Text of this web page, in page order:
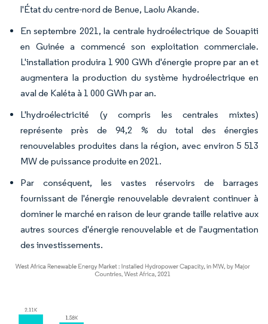
l'État du centre-nord de Benue, Laolu Akande.
En septembre 2021, la centrale hydroélectrique de Souapiti
en Guinée a commencé son exploitation commerciale.
L'installation produira 1 900 GWh d'énergie propre par an et
augmentera la production du système hydroélectrique en
aval de Kaléta à 1 000 GWh par an.
L'hydroélectricité (y compris les centrales mixtes)
représente près de 94,2 % du total des énergies
renouvelables produites dans la région, avec environ 5 513
MW de puissance produite en 2021.
Par conséquent, les vastes réservoirs de barrages
fournissant de l'énergie renouvelable devraient continuer à
dominer le marché en raison de leur grande taille relative aux
autres sources d'énergie renouvelable et de l'augmentation
des investissements.